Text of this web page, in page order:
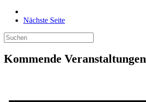
Nächste Seite
Kommende Veranstaltungen